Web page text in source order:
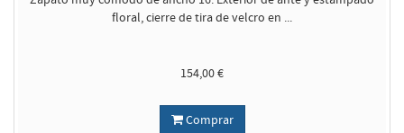
floral, cierre de tira de velcro en ...
154,00 €
Comprar